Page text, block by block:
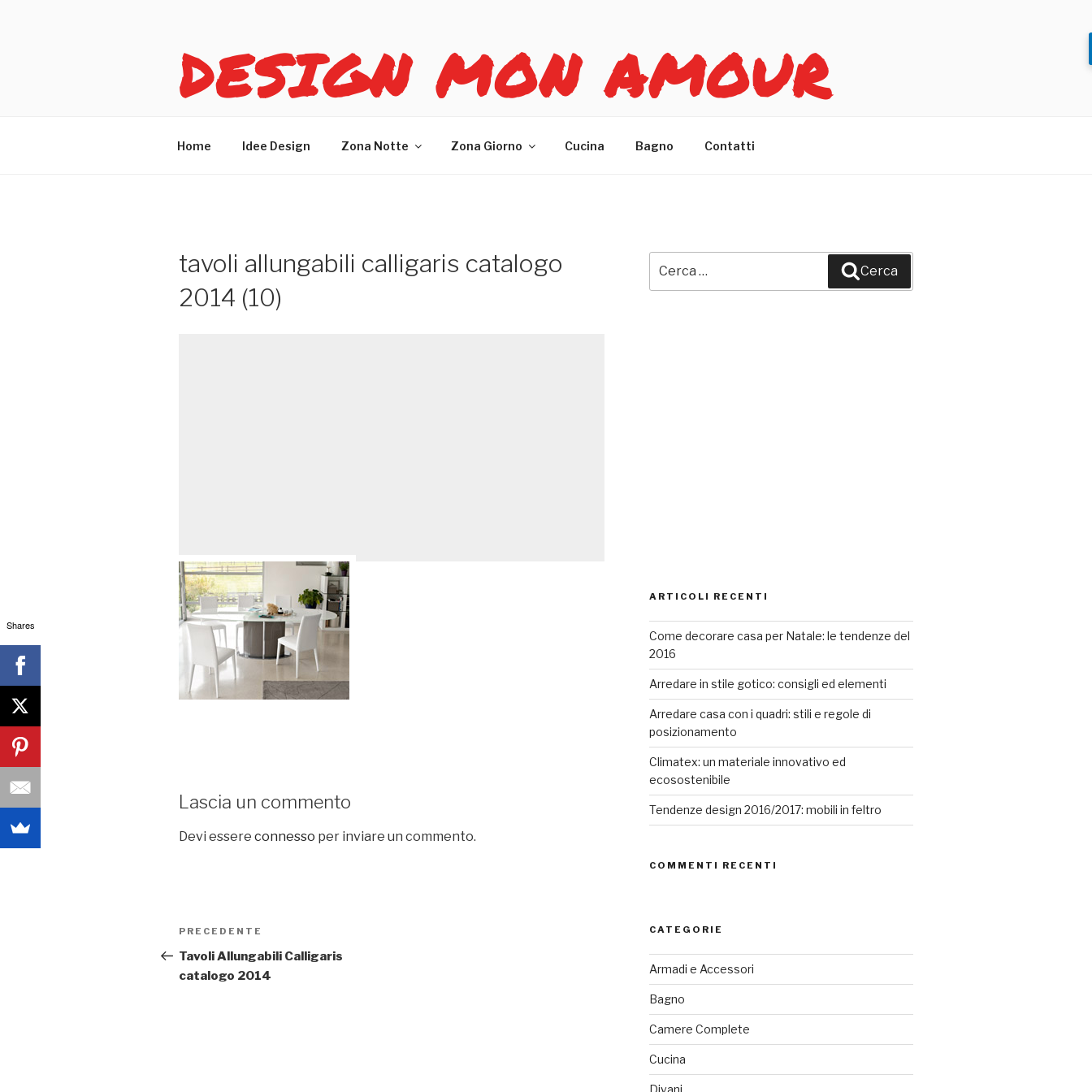
DESIGN MON AMOUR
Home Idee Design Zona Notte Zona Giorno Cucina Bagno Contatti
tavoli allungabili calligaris catalogo
2014 (10)
Lascia un commento
Devi essere connesso per inviare un commento.
Navigazione
articoli
Articolo
precedente:
PRECEDENTE
Tavoli Allungabili Calligaris
catalogo 2014
Cerca
ARTICOLI RECENTI
Come decorare casa per Natale: le tendenze del
2016
Arredare in stile gotico: consigli ed elementi
Arredare casa con i quadri: stili e regole di
posizionamento
Climatex: un materiale innovativo ed
ecosostenibile
Tendenze design 2016/2017: mobili in feltro
COMMENTI RECENTI
CATEGORIE
Armadi e Accessori
Bagno
Camere Complete
Cucina
Shares